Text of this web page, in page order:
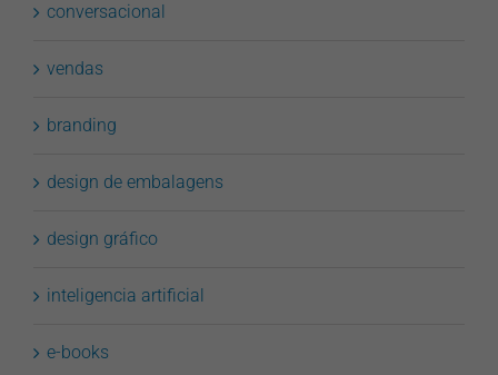
conversacional
vendas
branding
design de embalagens
design gráfico
inteligencia artificial
e-books